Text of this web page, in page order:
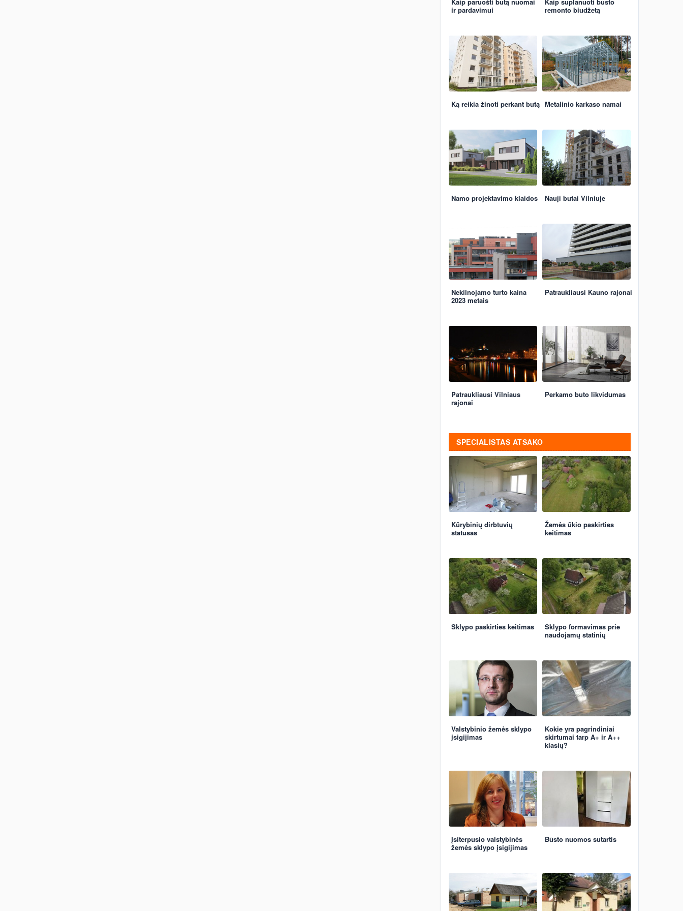
ir pardavimui
remonto biudžetą
Ką reikia žinoti perkant butą Metalinio karkaso namai
Namo projektavimo klaidos Nauji butai Vilniuje
Nekilnojamo turto kaina
2023 metais
Patraukliausi Kauno rajonai
Patraukliausi Vilniaus
rajonai
Perkamo buto likvidumas
SPECIALISTAS ATSAKO
Kūrybinių dirbtuvių
statusas
Žemės ūkio paskirties
keitimas
Sklypo paskirties keitimas
Sklypo formavimas prie
naudojamų statinių
Valstybinio žemės sklypo
įsigijimas
Kokie yra pagrindiniai
skirtumai tarp A+ ir A++
klasių?
Įsiterpusio valstybinės
žemės sklypo įsigijimas
Būsto nuomos sutartis